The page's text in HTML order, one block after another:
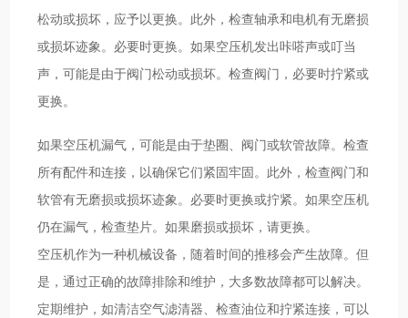
松动或损坏，应予以更换。此外，检查轴承和电机有无磨损
或损坏迹象。必要时更换。如果空压机发出咔嗒声或叮当
声，可能是由于阀门松动或损坏。检查阀门，必要时拧紧或
更换。
如果空压机漏气，可能是由于垫圈、阀门或软管故障。检查
所有配件和连接，以确保它们紧固牢固。此外，检查阀门和
软管有无磨损或损坏迹象。必要时更换或拧紧。如果空压机
仍在漏气，检查垫片。如果磨损或损坏，请更换。
空压机作为一种机械设备，随着时间的推移会产生故障。但
是，通过正确的故障排除和维护，大多数故障都可以解决。
定期维护，如清洁空气滤清器、检查油位和拧紧连接，可以